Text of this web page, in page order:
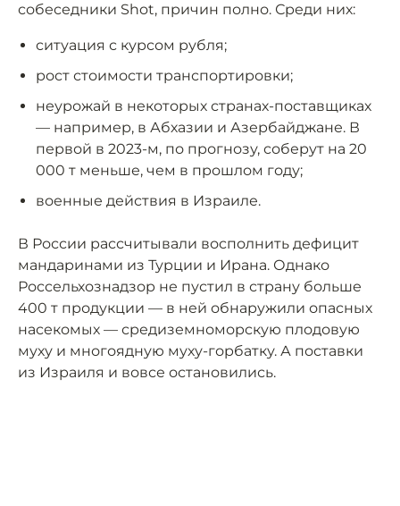
собеседники Shot, причин полно. Среди них:
ситуация с курсом рубля;
рост стоимости транспортировки;
неурожай в некоторых странах-поставщиках
— например, в Абхазии и Азербайджане. В
первой в 2023-м, по прогнозу, соберут на 20
000 т меньше, чем в прошлом году;
военные действия в Израиле.
В России рассчитывали восполнить дефицит
мандаринами из Турции и Ирана. Однако
Россельхознадзор не пустил в страну больше
400 т продукции — в ней обнаружили опасных
насекомых — средиземноморскую плодовую
муху и многоядную муху-горбатку. А поставки
из Израиля и вовсе остановились.